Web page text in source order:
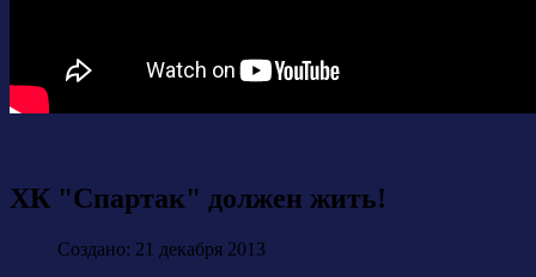
ХК "Спартак" должен жить!
Создано: 21 декабря 2013